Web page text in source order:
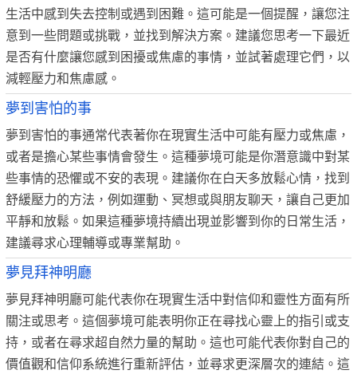
生活中感到失去控制或遇到困難。這可能是一個提醒，讓您注
意到一些問題或挑戰，並找到解決方案。建議您思考一下最近
是否有什麼讓您感到困擾或焦慮的事情，並試著處理它們，以
減輕壓力和焦慮感。
夢到害怕的事
夢到害怕的事通常代表著你在現實生活中可能有壓力或焦慮，
或者是擔心某些事情會發生。這種夢境可能是你潛意識中對某
些事情的恐懼或不安的表現。建議你在白天多放鬆心情，找到
舒緩壓力的方法，例如運動、冥想或與朋友聊天，讓自己更加
平靜和放鬆。如果這種夢境持續出現並影響到你的日常生活，
建議尋求心理輔導或專業幫助。
夢見拜神明廳
夢見拜神明廳可能代表你在現實生活中對信仰和靈性方面有所
關注或思考。這個夢境可能表明你正在尋找心靈上的指引或支
持，或者在尋求超自然力量的幫助。這也可能代表你對自己的
價值觀和信仰系統進行重新評估，並尋求更深層次的連結。這